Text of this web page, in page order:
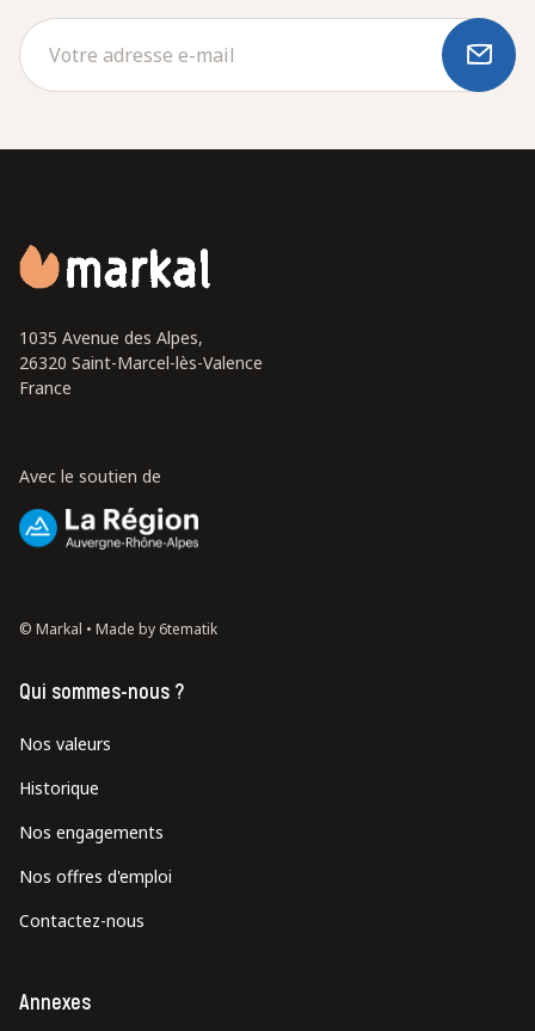
1035 Avenue des Alpes,
26320 Saint-Marcel-lès-Valence
France
Avec le soutien de
© Markal • Made by 6tematik
Qui sommes-nous ?
Nos valeurs
Historique
Nos engagements
Nos offres d'emploi
Contactez-nous
Annexes